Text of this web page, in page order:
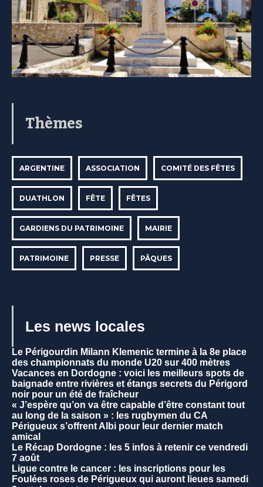
Thèmes
ARGENTINE ASSOCIATION COMITÉ DES FÊTES
DUATHLON FÊTE FÊTES
GARDIENS DU PATRIMOINE MAIRIE
PATRIMOINE PRESSE PÂQUES
Les news locales
Le Périgourdin Milann Klemenic termine à la 8e place
des championnats du monde U20 sur 400 mètres
Vacances en Dordogne : voici les meilleurs spots de
baignade entre rivières et étangs secrets du Périgord
noir pour un été de fraîcheur
« J’espère qu’on va être capable d’être constant tout
au long de la saison » : les rugbymen du CA
Périgueux s’offrent Albi pour leur dernier match
amical
Le Récap Dordogne : les 5 infos à retenir ce vendredi
7 août
Ligue contre le cancer : les inscriptions pour les
Foulées roses de Périgueux qui auront lieues samedi